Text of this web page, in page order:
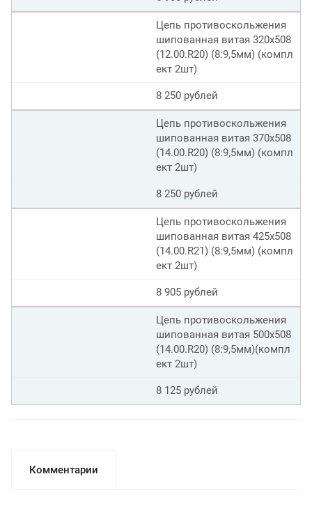
Цепь противоскольжения
шипованная витая 320х508
(12.00.R20) (8:9,5мм) (компл
ект 2шт)
8 250 рублей
Цепь противоскольжения
шипованная витая 370х508
(14.00.R20) (8:9,5мм) (компл
ект 2шт)
8 250 рублей
Цепь противоскольжения
шипованная витая 425х508
(14.00.R21) (8:9,5мм) (компл
ект 2шт)
8 905 рублей
Цепь противоскольжения
шипованная витая 500х508
(14.00.R20) (8:9,5мм)(компл
ект 2шт)
8 125 рублей
Комментарии